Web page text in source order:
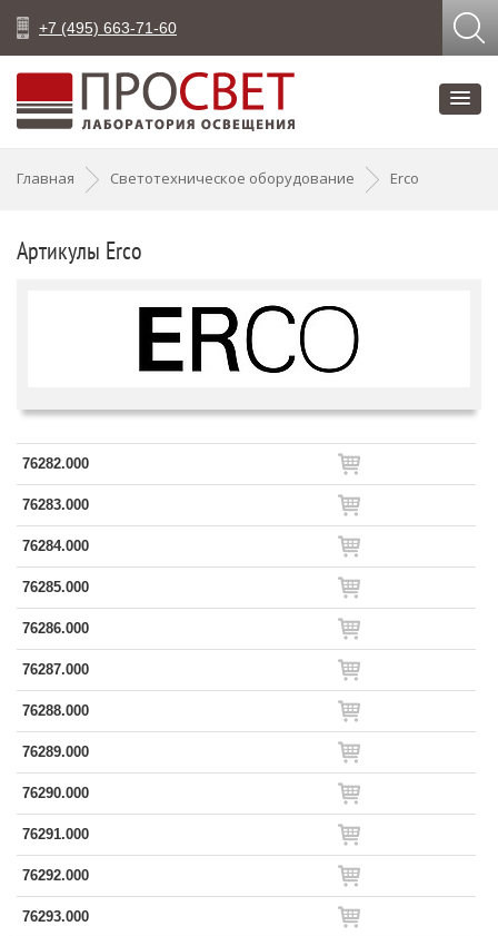
+7 (495) 663-71-60
Главная Светотехническое оборудование Erco
Артикулы Erco
76282.000
76283.000
76284.000
76285.000
76286.000
76287.000
76288.000
76289.000
76290.000
76291.000
76292.000
76293.000